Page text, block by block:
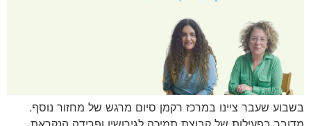
בשבוע שעבר ציינו במרכז רקמן סיום מרגש של מחזור נוסף.